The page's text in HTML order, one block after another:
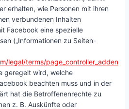
erhalten, wie Personen mit ihren
verbundenen Inhalten
Facebook eine spezielle
(„Informationen zu Seiten-
legal/terms/page_controller_adden
geregelt wird, welche
beachten muss und in der
hat die Betroffenenrechte zu
z. B. Auskünfte oder